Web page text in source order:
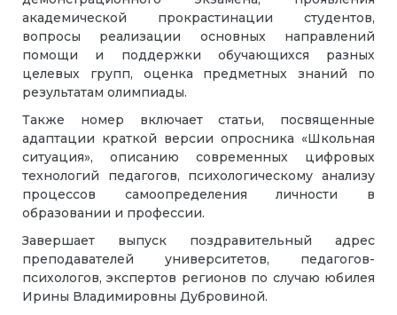
академической прокрастинации студентов,
вопросы реализации основных направлений
помощи и поддержки обучающихся разных
целевых групп, оценка предметных знаний по
результатам олимпиады.
Также номер включает статьи, посвященные
адаптации краткой версии опросника «Школьная
ситуация», описанию современных цифровых
технологий педагогов, психологическому анализу
процессов самоопределения личности в
образовании и профессии.
Завершает выпуск поздравительный адрес
преподавателей университетов, педагогов-
психологов, экспертов регионов по случаю юбилея
Ирины Владимировны Дубровиной.